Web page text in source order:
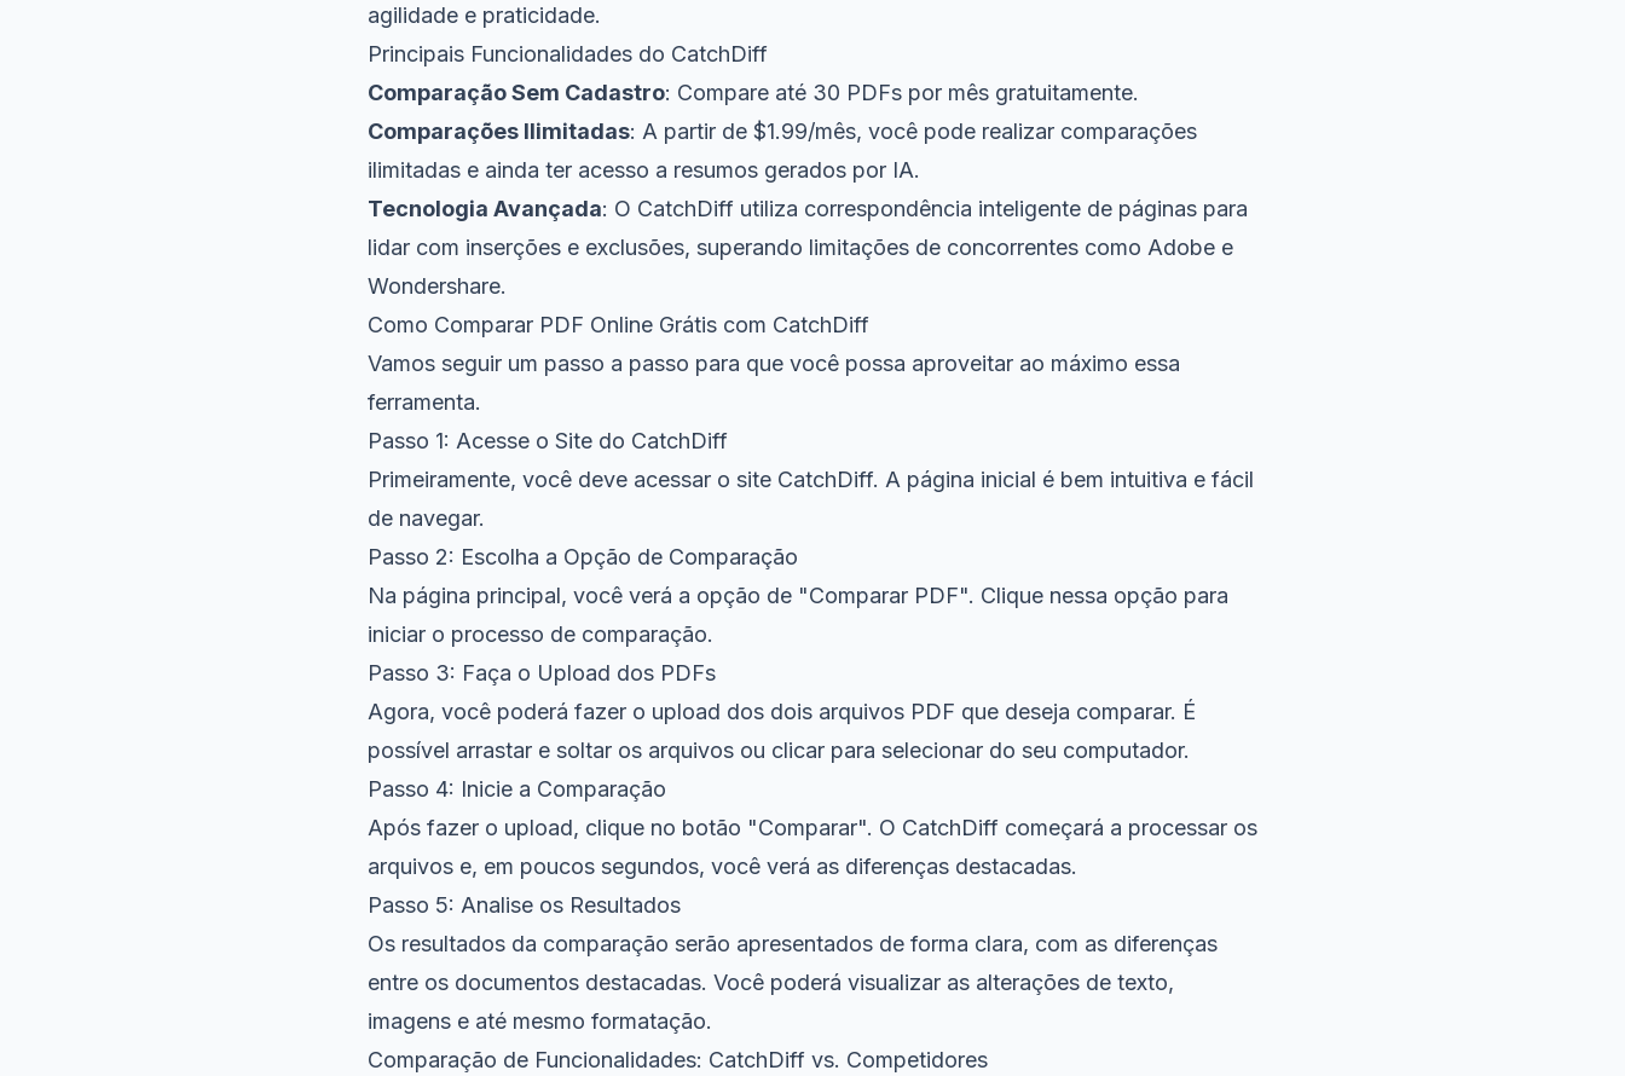
agilidade e praticidade.
Principais Funcionalidades do CatchDiff
Comparação Sem Cadastro: Compare até 30 PDFs por mês gratuitamente.
Comparações Ilimitadas: A partir de $1.99/mês, você pode realizar comparações
ilimitadas e ainda ter acesso a resumos gerados por IA.
Tecnologia Avançada: O CatchDiff utiliza correspondência inteligente de páginas para
lidar com inserções e exclusões, superando limitações de concorrentes como Adobe e
Wondershare.
Como Comparar PDF Online Grátis com CatchDiff
Vamos seguir um passo a passo para que você possa aproveitar ao máximo essa
ferramenta.
Passo 1: Acesse o Site do CatchDiff
Primeiramente, você deve acessar o site CatchDiff. A página inicial é bem intuitiva e fácil
de navegar.
Passo 2: Escolha a Opção de Comparação
Na página principal, você verá a opção de "Comparar PDF". Clique nessa opção para
iniciar o processo de comparação.
Passo 3: Faça o Upload dos PDFs
Agora, você poderá fazer o upload dos dois arquivos PDF que deseja comparar. É
possível arrastar e soltar os arquivos ou clicar para selecionar do seu computador.
Passo 4: Inicie a Comparação
Após fazer o upload, clique no botão "Comparar". O CatchDiff começará a processar os
arquivos e, em poucos segundos, você verá as diferenças destacadas.
Passo 5: Analise os Resultados
Os resultados da comparação serão apresentados de forma clara, com as diferenças
entre os documentos destacadas. Você poderá visualizar as alterações de texto,
imagens e até mesmo formatação.
Comparação de Funcionalidades: CatchDiff vs. Competidores